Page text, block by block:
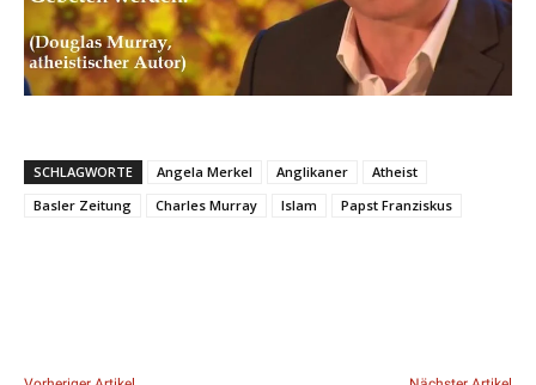
SCHLAGWORTE Angela Merkel Anglikaner
Atheist
Basler Zeitung
Charles Murray Islam Papst Franziskus